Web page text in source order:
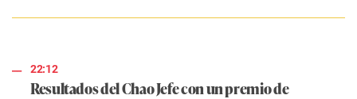
22:12
Resultados del Chao Jefe con un premio de